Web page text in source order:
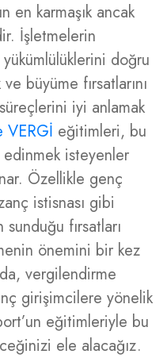
en karmaşık ancak
İşletmelerin
doğru
büyüme fırsatlarını
iyi anlamak
VERGİ eğitimleri, bu
isteyenler
Özellikle genç
istisnası gibi
fırsatları
önemini bir kez
vergilendirme
girişimcilere yönelik
eğitimleriyle bu
ele alacağız.